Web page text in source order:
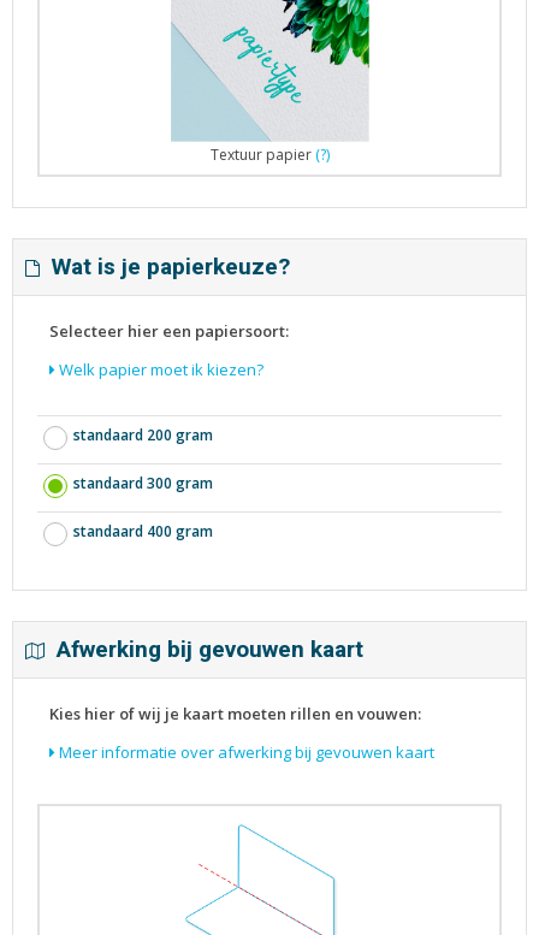
Textuur papier (?)
Wat is je papierkeuze?
Selecteer hier een papiersoort:
Welk papier moet ik kiezen?
standaard 200 gram
standaard 300 gram
standaard 400 gram
Afwerking bij gevouwen kaart
Kies hier of wij je kaart moeten rillen en vouwen:
Meer informatie over afwerking bij gevouwen kaart